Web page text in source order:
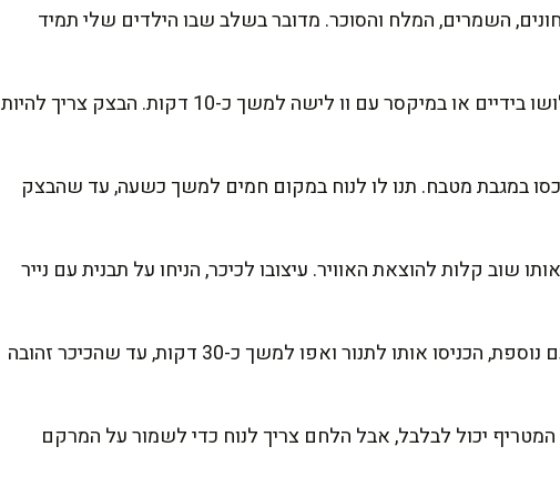
השמרים, המלח והסוכר. מדובר בשלב שבו הילדים שלי תמיד
הוסיפו בהדרגה את המים הפושרים ואת שמן הזית, ולושו בידיים או במיקסר עם וו לישה למשך כ-10 דקות. הבצק צריך להיות
במגבת מטבח. תנו לו לנוח במקום חמים למשך כשעה, עד שהבצק
שוב קלות להוצאת האוויר. עיצובו לכיכר, הניחו על תבנית עם נייר
בינתיים, חממו תנור ל-200 מעלות. כשהלחם תפח פעם נוספת, הכניסו אותו לתנור ואפו למשך כ-30 דקות, עד שהכיכר זהובה
יכול לבלבל, אבל הלחם צריך לנוח כדי לשמור על המרקם